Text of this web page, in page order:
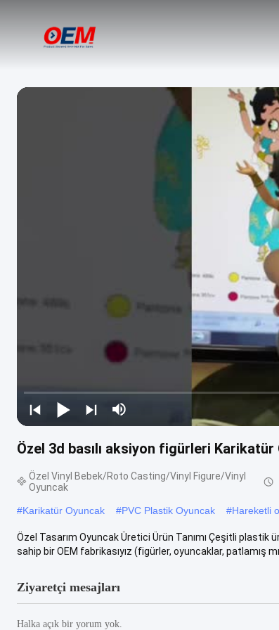
Özel 3d basılı aksiyon figürleri
Özel Vinyl Bebek/Roto Casting/Vinyl Figure/Vinyl
Oyuncak
#Karikatür Oyuncak #PVC Plastik Oyuncak #Hareketli
Özel Tasarım Oyuncak Üretici Ürün Tanımı Çeşitli
sahip bir OEM fabrikasıyız (figürler, oyuncaklar, patlamış
Ziyaretçi mesajları
Halka açık bir yorum yok.